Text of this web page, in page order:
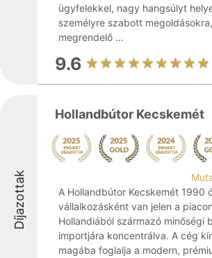
ügyfelekkel, nagy hangsúlyt
személyre szabott
megrendelő ...
9.6
Díjazottak
Hollandbútor Kecskemét
A Hollandbútor Kecskemét 1990
vállalkozásként van jelen a
Hollandiából származó minőségi
importjára koncentrálva. A cég
magába foglalja a modern,